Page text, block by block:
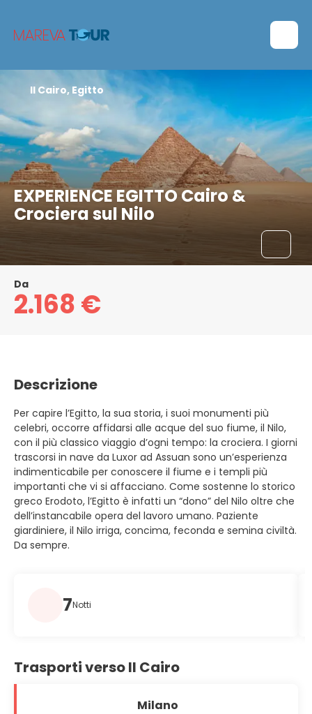
EXPERIENCE EGITTO Cairo &
Crociera sul Nilo
Il Cairo, Egitto
Da
2.168 €
Descrizione
Per capire l’Egitto, la sua storia, i suoi monumenti più
celebri, occorre affidarsi alle acque del suo fiume, il Nilo,
con il più classico viaggio d’ogni tempo: la crociera. I giorni
trascorsi in nave da Luxor ad Assuan sono un’esperienza
indimenticabile per conoscere il fiume e i templi più
importanti che vi si affacciano. Come sostenne lo storico
greco Erodoto, l’Egitto è infatti un “dono” del Nilo oltre che
dell’instancabile opera del lavoro umano. Paziente
giardiniere, il Nilo irriga, concima, feconda e semina civiltà.
Da sempre.
7Notti
Trasporti verso Il Cairo
Milano